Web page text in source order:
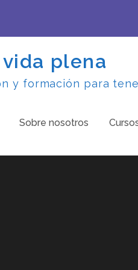
plena
y formación para
Sobre nosotros